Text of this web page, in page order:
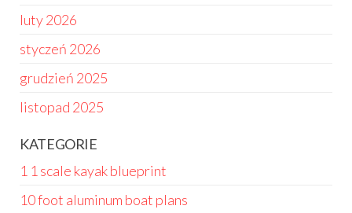
luty 2026
styczeń 2026
grudzień 2025
listopad 2025
KATEGORIE
1 1 scale kayak blueprint
10 foot aluminum boat plans